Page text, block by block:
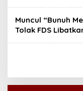
Muncul “Bunuh
Tolak FDS